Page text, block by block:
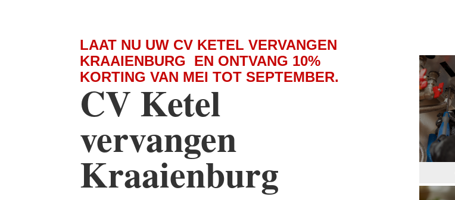
LAAT NU UW CV KETEL VERVANGEN
KRAAIENBURG EN ONTVANG 10%
KORTING VAN MEI TOT SEPTEMBER.
CV Ketel
vervangen
Kraaienburg